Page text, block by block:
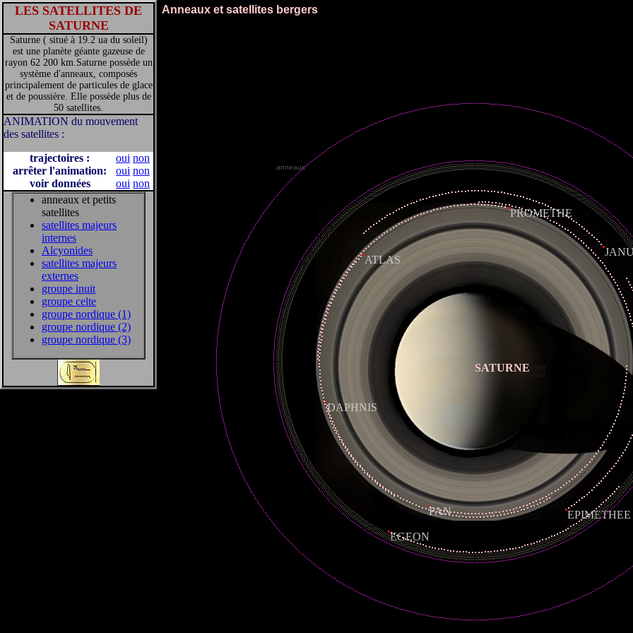
PAN
DAPHNIS
ATLAS
PROMETHE
EPIMETHEE
EGEON
SATURNE
Anneaux et satellites bergers
anneaux
LES SATELLITES DE
SATURNE
Saturne ( situé à 19.2 ua du soleil)
est une planète géante gazeuse de
rayon 62 200 km.Saturne possède un
système d'anneaux, composés
principalement de particules de glace
et de poussière. Elle possède plus de
50 satellites.
ANIMATION du mouvement
des satellites :
trajectoires :
oui non
arrêter l'animation:
oui non
voir données
oui non
anneaux et petits
satellites
satellites majeurs
internes
Alcyonides
satellites majeurs
externes
groupe inuit
groupe celte
groupe nordique (1)
groupe nordique (2)
groupe nordique (3)